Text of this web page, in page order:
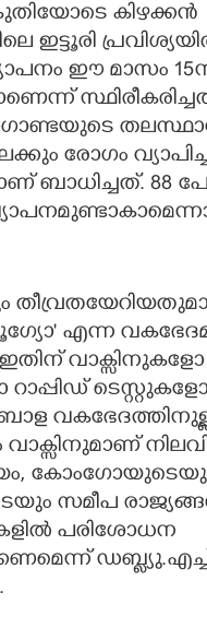
കിഴക്കൻ
ഇട്ടൂരി
ഈ മാസം
രോഗം
ബാധിച്ചത്. 88
എന്ന
വാക്സിനുകളോ
ടെസ്റ്റുകളോ
സമീപ
പരിശോധന